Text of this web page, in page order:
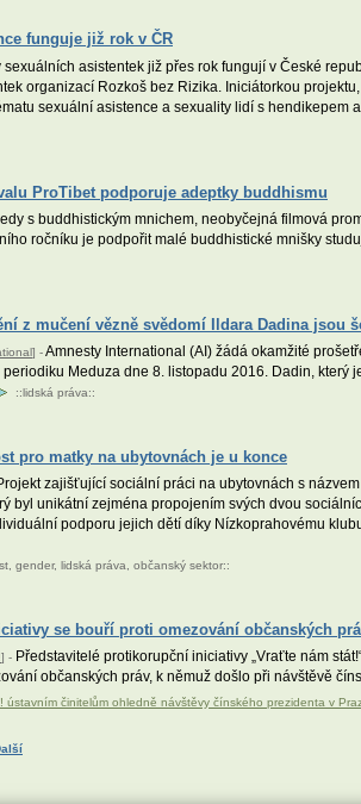
funguje již rok v ČR
sexuálních asistentek již přes rok fungují v České
organizací Rozkoš bez Rizika. Iniciátorkou
sexuální asistence a sexuality lidí s
ProTibet podporuje adeptky buddhismu
s buddhistickým mnichem, neobyčejná filmová
ročníku je podpořit malé buddhistické mnišky
z mučení vězně svědomí Ildara Dadina jsou
] -Amnesty International (AI) žádá okamžité
Meduza dne 8. listopadu 2016. Dadin,
::lidská práva::
pro matky na ubytovnách je u konce
zajišťující sociální práci na ubytovnách s
byl unikátní zejména propojením svých dvou
podporu jejich dětí díky Nízkoprahovému
gender, lidská práva občanský sektor::
se bouří proti omezování občanských
] - Představitelé protikorupční iniciativy „Vraťte nám
občanských práv, k němuž došlo při návštěvě
ústavním činitelům ohledně návštěvy čínského prezidenta v